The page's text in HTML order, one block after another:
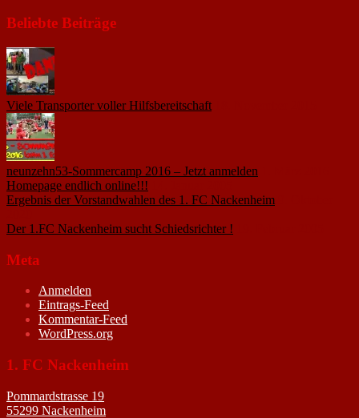
Beliebte Beiträge
Viele Transporter voller Hilfsbereitschaft
neunzehn53-Sommercamp 2016 – Jetzt anmelden
Homepage endlich online!!!
Ergebnis der Vorstandwahlen des 1. FC Nackenheim
Der 1.FC Nackenheim sucht Schiedsrichter !
Meta
Anmelden
Eintrags-Feed
Kommentar-Feed
WordPress.org
1. FC Nackenheim
Pommardstrasse 19
55299 Nackenheim